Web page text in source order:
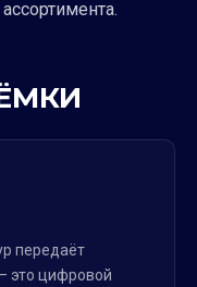
передаёт
это цифровой